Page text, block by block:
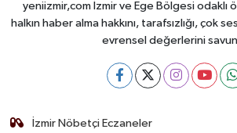
yeniizmir,com İzmir ve Ege Bölgesi odaklı
halkın haber alma hakkını, tarafsızlığı, çok
evrensel değerlerini
İzmir Nöbetçi Eczaneler